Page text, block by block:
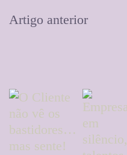
Artigo anterior